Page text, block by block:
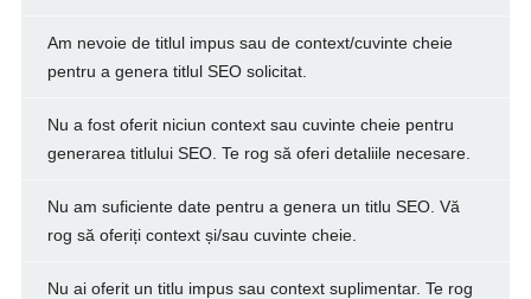
Am nevoie de titlul impus sau de context/cuvinte cheie
pentru a genera titlul SEO solicitat.
Nu a fost oferit niciun context sau cuvinte cheie pentru
generarea titlului SEO. Te rog să oferi detaliile necesare.
Nu am suficiente date pentru a genera un titlu SEO. Vă
rog să oferiți context și/sau cuvinte cheie.
Nu ai oferit un titlu impus sau context suplimentar. Te rog